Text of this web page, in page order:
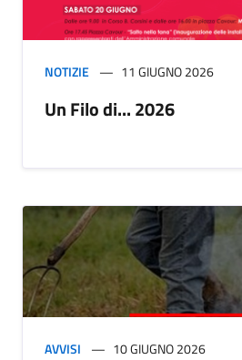
NOTIZIE 11 GIUGNO 2026
Un Filo di... 2026
AVVISI 10 GIUGNO 2026